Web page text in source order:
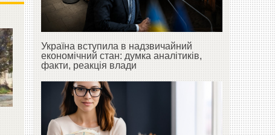
Україна вступила в надзвичайний
економічний стан: думка аналітиків,
факти, реакція влади